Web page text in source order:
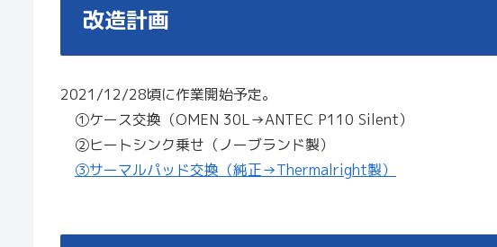
改造計画
2021/12/28頃に作業開始予定。
①ケース交換（OMEN 30L→ANTEC P110 Silent）
②ヒートシンク乗せ（ノーブランド製）
③サーマルパッド交換（純正→Thermalright製）